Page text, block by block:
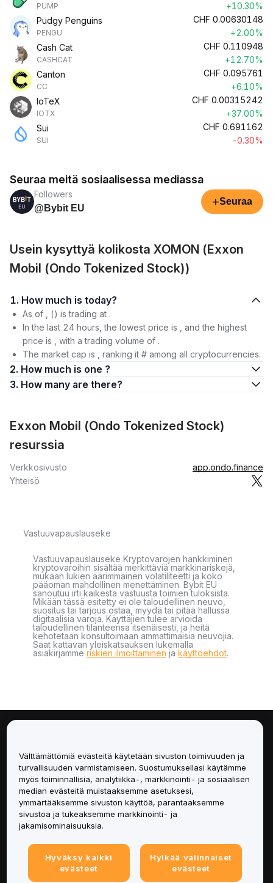
PUMP
+10.30%
Pudgy Penguins
PENGU
CHF 0.00630148
+2.00%
Cash Cat
CASHCAT
CHF 0.110948
+12.70%
Canton
CC
CHF 0.095761
+6.10%
IoTeX
IOTX
CHF 0.00315242
+37.00%
Sui
SUI
CHF 0.691162
-0.30%
Seuraa meitä sosiaalisessa mediassa
Followers
@Bybit EU
+Seuraa
Usein kysyttyä kolikosta XOMON (Exxon
Mobil (Ondo Tokenized Stock))
1. How much is today?
As of , () is trading at .
In the last 24 hours, the lowest price is , and the highest
price is , with a trading volume of .
The market cap is , ranking it # among all cryptocurrencies.
2. How much is one ?
3. How many are there?
Exxon Mobil (Ondo Tokenized Stock)
resurssia
Verkkosivusto
app.ondo.finance
Yhteisö
Vastuuvapauslauseke
Vastuuvapauslauseke Kryptovarojen hankkiminen
kryptovaroihin sisältää merkittäviä markkinariskejä,
mukaan lukien äärimmäinen volatiliteetti ja koko
pääoman mahdollinen menettäminen. Bybit EU
sanoutuu irti kaikesta vastuusta toimien tuloksista.
Mikään tässä esitetty ei ole taloudellinen neuvo,
suositus tai tarjous ostaa, myydä tai pitää hallussa
digitaalisia varoja. Käyttäjien tulee arvioida
taloudellinen tilanteensa itsenäisesti, ja heitä
kehotetaan konsultoimaan ammattimaisia neuvojia.
Saat kattavan yleiskatsauksen lukemalla
asiakirjamme riskien ilmoittaminen ja käyttöehdot.
Palvelut
Tuki
Tuotteet
Lakiasiat
Välttämättömiä evästeitä käytetään sivuston toimivuuden ja
turvallisuuden varmistamiseen. Suostumuksellasi käytämme
myös toiminnallisia, analytiikka-, markkinointi- ja sosiaalisen
median evästeitä muistaaksemme asetuksesi,
ymmärtääksemme sivuston käyttöä, parantaaksemme
sivustoa ja tukeaksemme markkinointi- ja
jakamisominaisuuksia.
Hyväksy kaikki
evästeet
Hylkää valinnaiset
evästeet